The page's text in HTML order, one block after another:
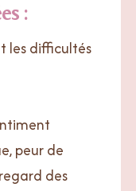
:
les difficultés
peur de
des